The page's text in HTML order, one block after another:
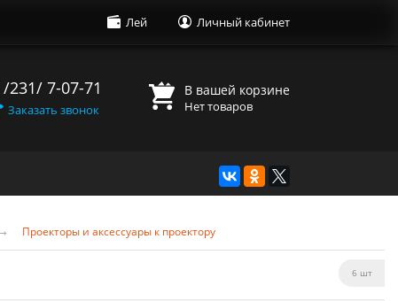
Личный кабинет
Лей
/231/ 7-07-71
Заказать звонок
В вашей корзине
Нет товаров
Проекторы и аксессуары к проектору
6 шт